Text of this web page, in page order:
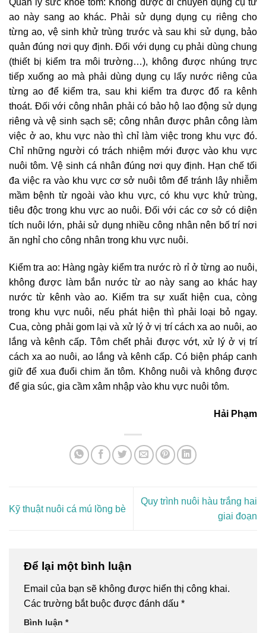
Quản lý sức khỏe tôm: Không được di chuyển dụng cụ từ
ao này sang ao khác. Phải sử dụng dụng cụ riêng cho
từng ao, vệ sinh khử trùng trước và sau khi sử dụng, bảo
quản đúng nơi quy định. Đối với dụng cụ phải dùng chung
(thiết bị kiểm tra môi trường…), không được nhúng trực
tiếp xuống ao mà phải dùng dụng cụ lấy nước riêng của
từng ao để kiểm tra, sau khi kiểm tra được đổ ra kênh
thoát. Đối với công nhân phải có bảo hộ lao động sử dụng
riêng và vệ sinh sạch sẽ; công nhân được phân công làm
việc ở ao, khu vực nào thì chỉ làm việc trong khu vực đó.
Chỉ những người có trách nhiệm mới được vào khu vực
nuôi tôm. Vệ sinh cá nhân đúng nơi quy định. Hạn chế tối
đa việc ra vào khu vực cơ sở nuôi tôm để tránh lây nhiễm
mầm bệnh từ ngoài vào khu vực, có khu vực khử trùng,
tiêu độc trong khu vực ao nuôi. Đối với các cơ sở có diện
tích nuôi lớn, phải sử dụng nhiều công nhân nên bố trí nơi
ăn nghỉ cho công nhân trong khu vực nuôi.
Kiểm tra ao: Hàng ngày kiểm tra nước rò rỉ ở từng ao nuôi,
không được làm bắn nước từ ao này sang ao khác hay
nước từ kênh vào ao. Kiểm tra sự xuất hiện cua, còng
trong khu vực nuôi, nếu phát hiện thì phải loại bỏ ngay.
Cua, còng phải gom lại và xử lý ở vị trí cách xa ao nuôi, ao
lắng và kênh cấp. Tôm chết phải được vớt, xử lý ở vị trí
cách xa ao nuôi, ao lắng và kênh cấp. Có biện pháp canh
giữ để xua đuổi chim ăn tôm. Không nuôi và không được
để gia súc, gia cầm xâm nhập vào khu vực nuôi tôm.
Hải Phạm
Kỹ thuật nuôi cá mú lồng bè
Quy trình nuôi hàu trắng hai
giai đoạn
Để lại một bình luận
Email của bạn sẽ không được hiển thị công khai.
Các trường bắt buộc được đánh dấu *
Bình luận *